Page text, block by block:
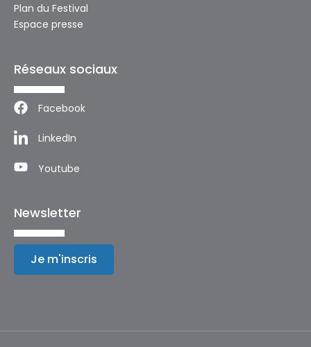
Plan du Festival
Espace presse
Réseaux sociaux
Facebook
LinkedIn
Youtube
Newsletter
Je m'inscris